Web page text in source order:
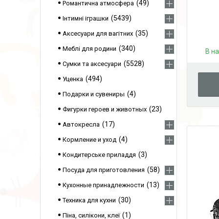
В
Романтична атмосфера 49
Інтимні іграшки 5439
Аксесуари для вагітних 35
Меблі для родини 340
Сумки та аксесуари 5528
Уценка 494
Подарки и сувениры 4
Фигурки героев и животных 23
Автокресла 17
Кормление и уход 4
Кондитерське приладдя 3
Посуда для приготовления 58
Кухонные принадлежности 13
Техника для кухни 30
Піна, силікони, клеї 1